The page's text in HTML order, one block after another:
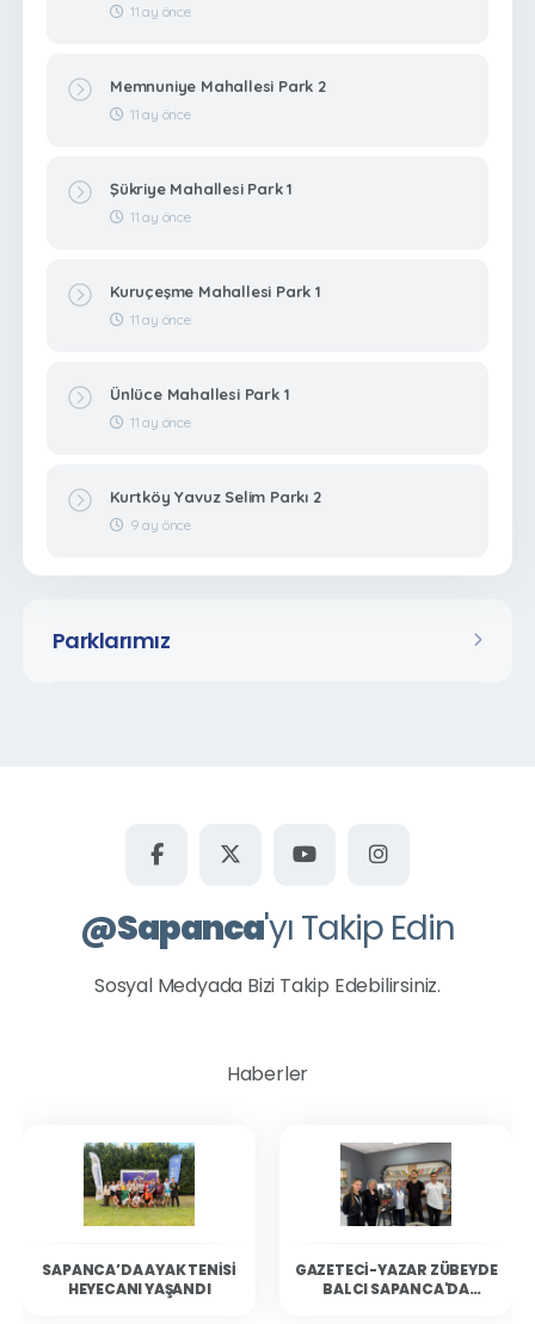
Parklarımız
11 ay önce
Memnuniye Mahallesi Park 2
11 ay önce
Şükriye Mahallesi Park 1
11 ay önce
Kuruçeşme Mahallesi Park 1
11 ay önce
Ünlüce Mahallesi Park 1
11 ay önce
Kurtköy Yavuz Selim Parkı 2
9 ay önce
@Sapanca'yı Takip Edin
Sosyal Medyada Bizi Takip Edebilirsiniz.
Haberler
SAPANCA’DA AYAK TENISI
HEYECANI YAŞANDI
GAZETECI-YAZAR ZÜBEYDE
BALCI SAPANCA'DA